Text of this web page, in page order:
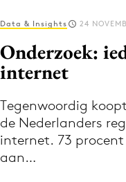
Log in
Volg het laatste
Data & Insights 24
Onderzoek:
internet
Tegenwoordig
de Nederlanders
internet. 73
aan…